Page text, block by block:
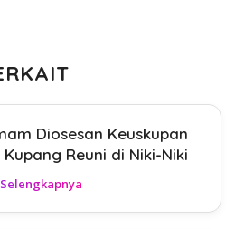
Diosesan Keuskupan
Reuni di Niki-Niki